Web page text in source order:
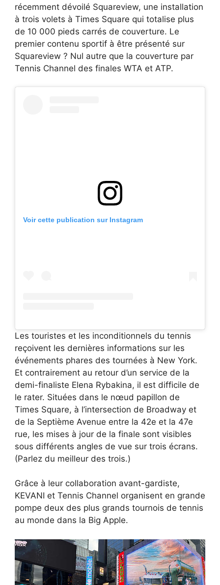
récemment dévoilé Squareview, une installation
à trois volets à Times Square qui totalise plus
de 10 000 pieds carrés de couverture. Le
premier contenu sportif à être présenté sur
Squareview ? Nul autre que la couverture par
Tennis Channel des finales WTA et ATP.
Voir cette publication sur Instagram
Les touristes et les inconditionnels du tennis
reçoivent les dernières informations sur les
événements phares des tournées à New York.
Et contrairement au retour d’un service de la
demi-finaliste Elena Rybakina, il est difficile de
le rater. Situées dans le nœud papillon de
Times Square, à l’intersection de Broadway et
de la Septième Avenue entre la 42e et la 47e
rue, les mises à jour de la finale sont visibles
sous différents angles de vue sur trois écrans.
(Parlez du meilleur des trois.)
Grâce à leur collaboration avant-gardiste,
KEVANI et Tennis Channel organisent en grande
pompe deux des plus grands tournois de tennis
au monde dans la Big Apple.